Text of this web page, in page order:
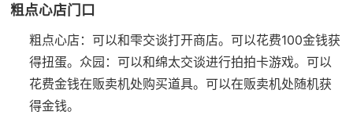
粗点心店门口
粗点心店：可以和雫交谈打开商店。可以花费100金钱获
得扭蛋。 众园：可以和绵太交谈进行拍拍卡游戏。可以
花费金钱在贩卖机处购买道具。可以在贩卖机处随机获
得金钱。